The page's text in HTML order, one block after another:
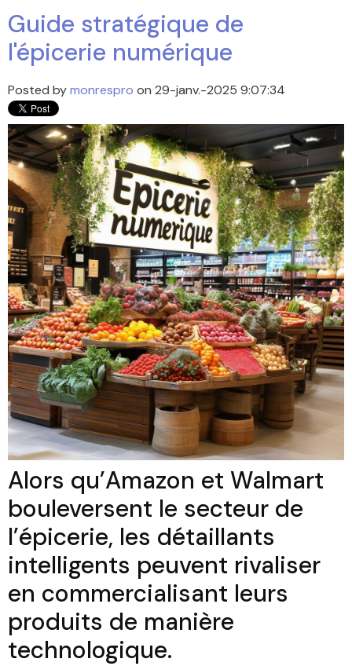
Guide stratégique de
l'épicerie numérique
Posted bymonrespro on 29-janv.-2025 9:07:34
Alors qu’Amazon et Walmart
bouleversent le secteur de
l’épicerie, les détaillants
intelligents peuvent rivaliser
en commercialisant leurs
produits de manière
technologique.